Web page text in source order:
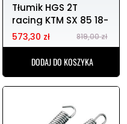
Tłumik HGS 2T
racing KTM SX 85 18-
24
573,30 zł 819,00 zł
DODAJ DO KOSZYKA